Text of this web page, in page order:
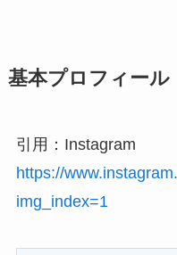
基本プロフィール
引用：Instagram
https://
img_index=1